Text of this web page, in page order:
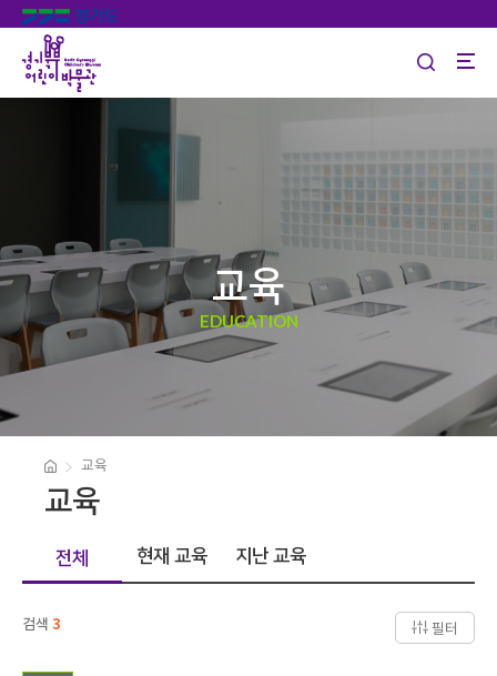
교육
EDUCATION
교육
교육
전체 현재 교육 지난 교육
검색 3 필터